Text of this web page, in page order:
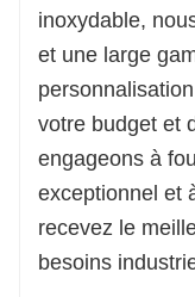
inoxydable,
et une large
votre budget et
engageons à
exceptionnel et
recevez le
besoins